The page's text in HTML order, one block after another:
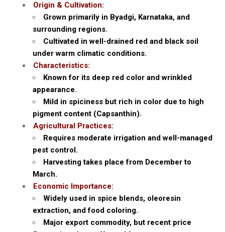
Origin & Cultivation:
Grown primarily in Byadgi, Karnataka, and
surrounding regions.
Cultivated in well-drained red and black soil
under warm climatic conditions.
Characteristics:
Known for its deep red color and wrinkled
appearance.
Mild in spiciness but rich in color due to high
pigment content (Capsanthin).
Agricultural Practices:
Requires moderate irrigation and well-managed
pest control.
Harvesting takes place from December to
March.
Economic Importance:
Widely used in spice blends, oleoresin
extraction, and food coloring.
Major export commodity, but recent price